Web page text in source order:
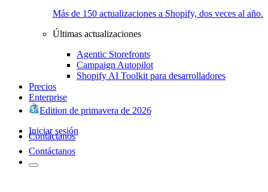
Más de 150 actualizaciones a Shopify, dos veces al año.
Últimas actualizaciones
Agentic Storefronts
Campaign Autopilot
Shopify AI Toolkit para desarrolladores
Precios
Enterprise
Edition de primavera de 2026
Iniciar sesión
Contáctanos
Contáctanos